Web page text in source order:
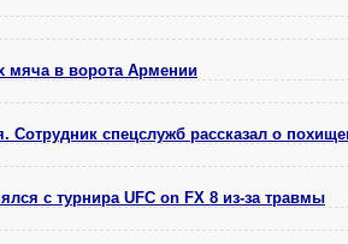
мяча в ворота Армении
Сотрудник спецслужб рассказал о
с турнира UFC on FX 8 из-за травмы